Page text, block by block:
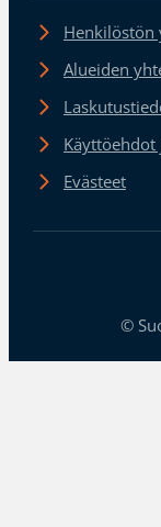
Henkilöstön
Alueiden
Käyttöehdot
Evästeet
©